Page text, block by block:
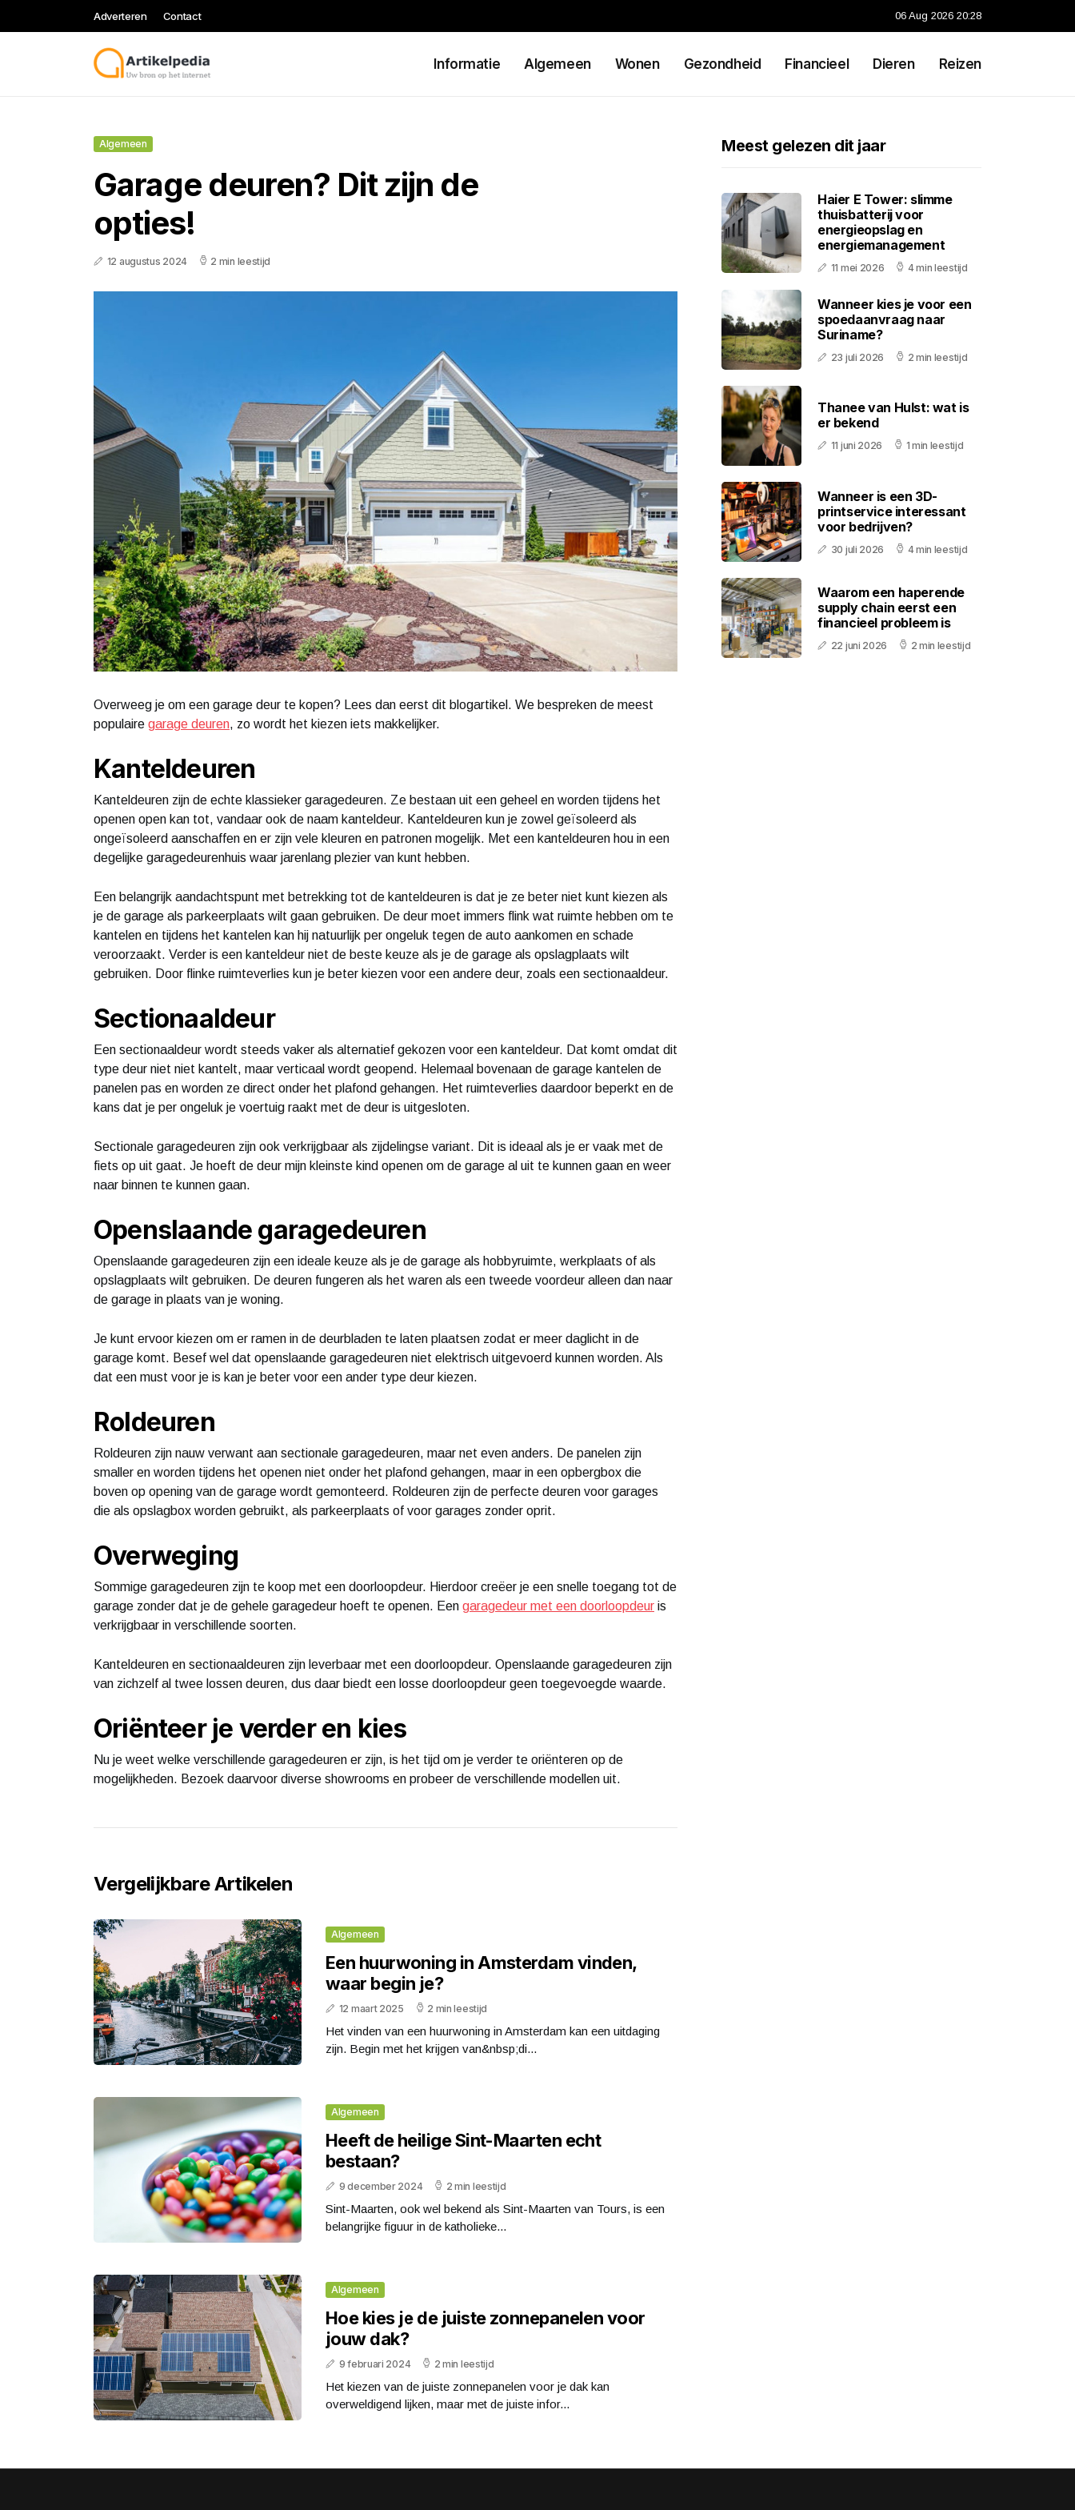
Adverteren Contact 06 Aug 2026 20:28
Informatie Algemeen Wonen Gezondheid Financieel Dieren Reizen
Algemeen
Garage deuren? Dit zijn de
opties!
12 augustus 2024 2 min leestijd
Overweeg je om een garage deur te kopen? Lees dan eerst dit blogartikel. We bespreken de meest
populaire garage deuren, zo wordt het kiezen iets makkelijker.
Kanteldeuren
Kanteldeuren zijn de echte klassieker garagedeuren. Ze bestaan uit een geheel en worden tijdens het
openen open kan tot, vandaar ook de naam kanteldeur. Kanteldeuren kun je zowel geïsoleerd als
ongeïsoleerd aanschaffen en er zijn vele kleuren en patronen mogelijk. Met een kanteldeuren hou in een
degelijke garagedeurenhuis waar jarenlang plezier van kunt hebben.
Een belangrijk aandachtspunt met betrekking tot de kanteldeuren is dat je ze beter niet kunt kiezen als
je de garage als parkeerplaats wilt gaan gebruiken. De deur moet immers flink wat ruimte hebben om te
kantelen en tijdens het kantelen kan hij natuurlijk per ongeluk tegen de auto aankomen en schade
veroorzaakt. Verder is een kanteldeur niet de beste keuze als je de garage als opslagplaats wilt
gebruiken. Door flinke ruimteverlies kun je beter kiezen voor een andere deur, zoals een sectionaaldeur.
Sectionaaldeur
Een sectionaaldeur wordt steeds vaker als alternatief gekozen voor een kanteldeur. Dat komt omdat dit
type deur niet niet kantelt, maar verticaal wordt geopend. Helemaal bovenaan de garage kantelen de
panelen pas en worden ze direct onder het plafond gehangen. Het ruimteverlies daardoor beperkt en de
kans dat je per ongeluk je voertuig raakt met de deur is uitgesloten.
Sectionale garagedeuren zijn ook verkrijgbaar als zijdelingse variant. Dit is ideaal als je er vaak met de
fiets op uit gaat. Je hoeft de deur mijn kleinste kind openen om de garage al uit te kunnen gaan en weer
naar binnen te kunnen gaan.
Openslaande garagedeuren
Openslaande garagedeuren zijn een ideale keuze als je de garage als hobbyruimte, werkplaats of als
opslagplaats wilt gebruiken. De deuren fungeren als het waren als een tweede voordeur alleen dan naar
de garage in plaats van je woning.
Je kunt ervoor kiezen om er ramen in de deurbladen te laten plaatsen zodat er meer daglicht in de
garage komt. Besef wel dat openslaande garagedeuren niet elektrisch uitgevoerd kunnen worden. Als
dat een must voor je is kan je beter voor een ander type deur kiezen.
Roldeuren
Roldeuren zijn nauw verwant aan sectionale garagedeuren, maar net even anders. De panelen zijn
smaller en worden tijdens het openen niet onder het plafond gehangen, maar in een opbergbox die
boven op opening van de garage wordt gemonteerd. Roldeuren zijn de perfecte deuren voor garages
die als opslagbox worden gebruikt, als parkeerplaats of voor garages zonder oprit.
Overweging
Sommige garagedeuren zijn te koop met een doorloopdeur. Hierdoor creëer je een snelle toegang tot de
garage zonder dat je de gehele garagedeur hoeft te openen. Een garagedeur met een doorloopdeur is
verkrijgbaar in verschillende soorten.
Kanteldeuren en sectionaaldeuren zijn leverbaar met een doorloopdeur. Openslaande garagedeuren zijn
van zichzelf al twee lossen deuren, dus daar biedt een losse doorloopdeur geen toegevoegde waarde.
Oriënteer je verder en kies
Nu je weet welke verschillende garagedeuren er zijn, is het tijd om je verder te oriënteren op de
mogelijkheden. Bezoek daarvoor diverse showrooms en probeer de verschillende modellen uit.
Vergelijkbare Artikelen
Algemeen
Een huurwoning in Amsterdam vinden,
waar begin je?
12 maart 2025 2 min leestijd
Het vinden van een huurwoning in Amsterdam kan een uitdaging
zijn. Begin met het krijgen van&nbsp;di...
Algemeen
Heeft de heilige Sint-Maarten echt
bestaan?
9 december 2024 2 min leestijd
Sint-Maarten, ook wel bekend als Sint-Maarten van Tours, is een
belangrijke figuur in de katholieke...
Algemeen
Hoe kies je de juiste zonnepanelen voor
jouw dak?
9 februari 2024 2 min leestijd
Het kiezen van de juiste zonnepanelen voor je dak kan
overweldigend lijken, maar met de juiste infor...
Meest gelezen dit jaar
Haier E Tower: slimme
thuisbatterij voor
energieopslag en
energiemanagement
11 mei 2026 4 min leestijd
Wanneer kies je voor een
spoedaanvraag naar
Suriname?
23 juli 2026 2 min leestijd
Thanee van Hulst: wat is
er bekend
11 juni 2026 1 min leestijd
Wanneer is een 3D-
printservice interessant
voor bedrijven?
30 juli 2026 4 min leestijd
Waarom een haperende
supply chain eerst een
financieel probleem is
22 juni 2026 2 min leestijd